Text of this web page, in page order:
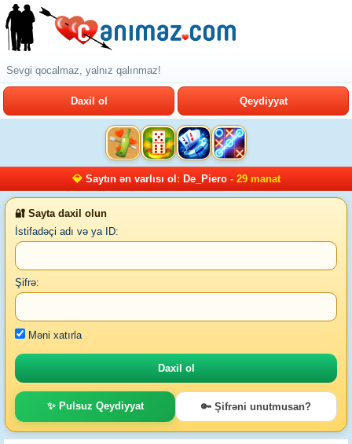
Sevgi qocalmaz, yalnız qalınmaz!
Daxil ol Qeydiyyat
💎 Saytın ən varlısı ol : De_Piero- 29 manat
🔐 Sayta daxil olun
İstifadəçi adı və ya ID:
Şifrə:
Məni xatırla
✨ Pulsuz Qeydiyyat 🔑 Şifrəni unutmusan?